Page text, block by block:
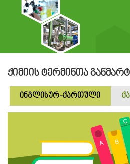
ქიმიის ტერმინთა
ინგლისურ-ქართული